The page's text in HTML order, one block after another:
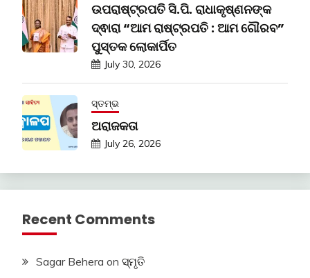
ଉପରାଷ୍ଟ୍ରପତି ସି.ପି. ରାଧାକୃଷ୍ଣନଙ୍କ
ଦ୍ଵାରା “ଆମ ରାଷ୍ଟ୍ରପତି : ଆମ ଗୌରବ”
ପୁସ୍ତକ ଲୋକାର୍ପିତ
July 30, 2026
ସ୍ତମ୍ଭ
ଅରାଜକତା
July 26, 2026
Recent Comments
Sagar Behera on ସ୍ମୃତି